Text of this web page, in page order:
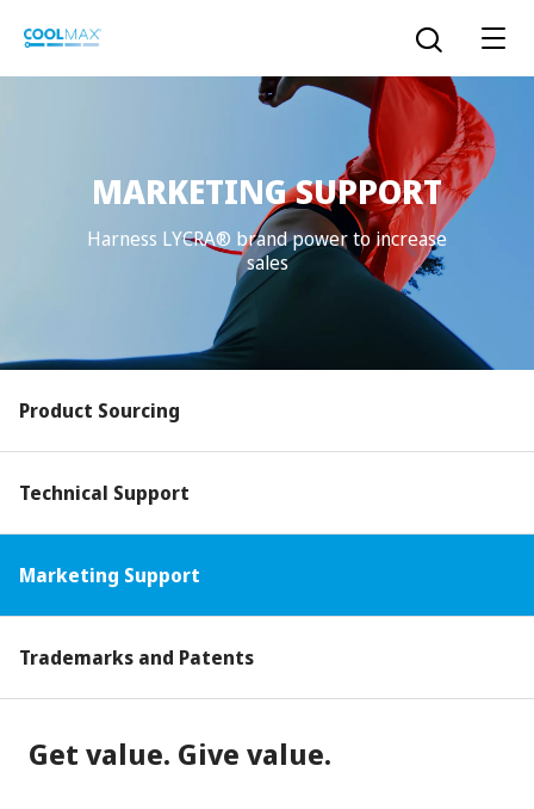
主
COOLMAX CloakFX 技术
EcoMade 技术
ALL SEASON 技术
COOLMAX®freshFX
COOLMAX PRO EcoMade 技术
LYCRA ONE™ portal
LYCRA
打开搜索
MARKETING SUPPORT
Harness LYCRA® brand power to increase
sales
Product Sourcing
Technical Support
Marketing Support
Trademarks and Patents
Get value. Give value.